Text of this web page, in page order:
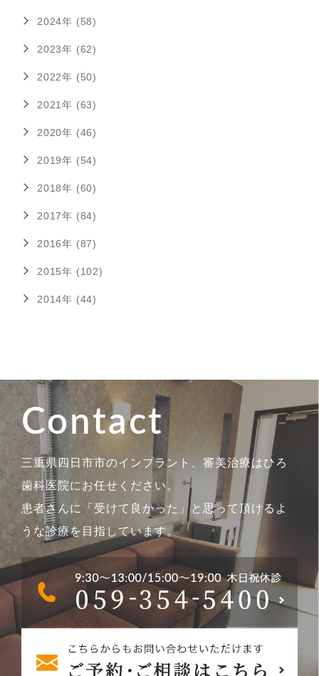
2024年 (58)
2023年 (62)
2022年 (50)
2021年 (63)
2020年 (46)
2019年 (54)
2018年 (60)
2017年 (84)
2016年 (87)
2015年 (102)
2014年 (44)
Contact
三重県四日市市のインプラント、審美治療はひろ
歯科医院にお任せください。
患者さんに「受けて良かった」と思って頂けるよ
うな診療を目指しています。